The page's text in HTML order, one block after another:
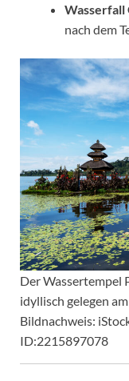
Wasserfall
nach dem
Der Wassertempel
idyllisch gelegen
Bildnachweis:
ID:2215897078